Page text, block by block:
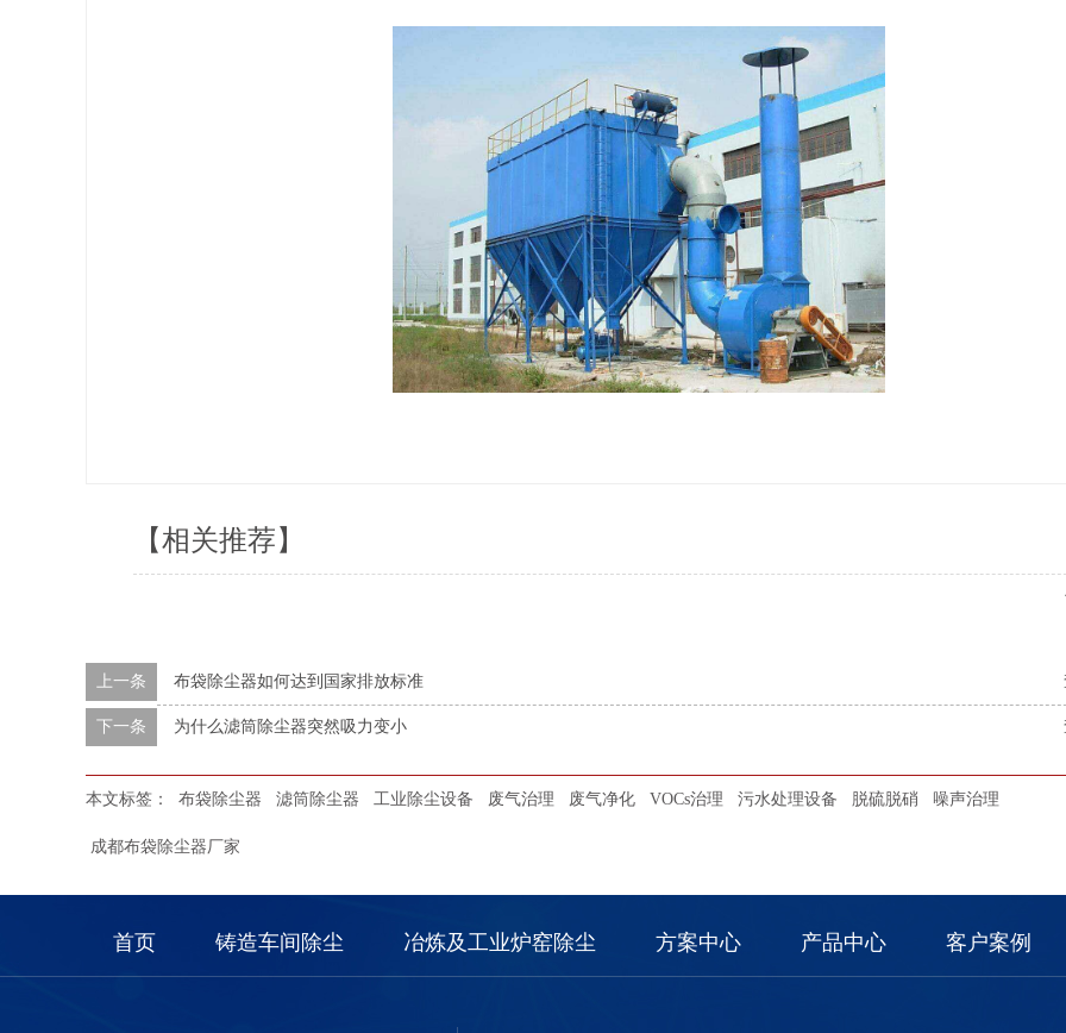
【相关推荐】
上一条 布袋除尘器如何达到国家排放标准
下一条 为什么滤筒除尘器突然吸力变小
本文标签： 布袋除尘器 滤筒除尘器 工业除尘设备 废气治理 废气净化 VOCs治理 污水处理设备 脱硫脱硝 噪声治理
成都布袋除尘器厂家
首页 铸造车间除尘 冶炼及工业炉窑除尘 方案中心 产品中心 客户案例